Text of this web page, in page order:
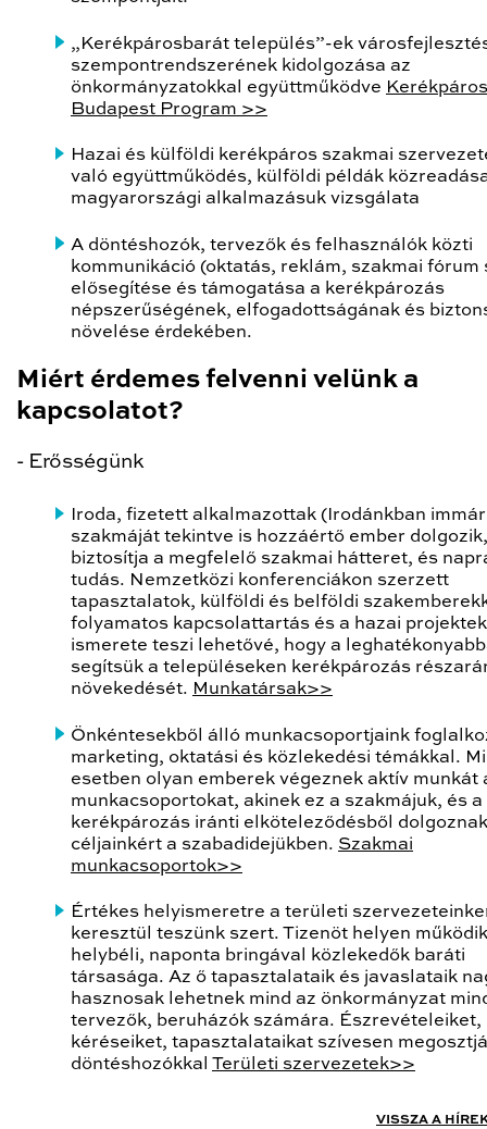
„Kerékpárosbarát település”-ek
szempontrendszerének kidolgozása az
önkormányzatokkal együttműködve Kerékpáros
Budapest Program >>
Hazai és külföldi kerékpáros szakmai
való együttműködés, külföldi példák
magyarországi alkalmazásuk vizsgálata
A döntéshozók, tervezők és felhasználók közti
kommunikáció (oktatás, reklám, szakmai fórum
elősegítése és támogatása a kerékpározás
népszerűségének, elfogadottságának és
növelése érdekében.
Miért érdemes felvenni velünk a
kapcsolatot?
- Erősségünk
Iroda, fizetett alkalmazottak (Irodánkban
szakmáját tekintve is hozzáértő ember
biztosítja a megfelelő szakmai hátteret, és
tudás. Nemzetközi konferenciákon szerzett
tapasztalatok, külföldi és belföldi
folyamatos kapcsolattartás és a hazai projektek
ismerete teszi lehetővé, hogy a
segítsük a településeken kerékpározás
növekedését. Munkatársak>>
Önkéntesekből álló munkacsoportjaink
marketing, oktatási és közlekedési témákkal.
esetben olyan emberek végeznek aktív munkát
munkacsoportokat, akinek ez a szakmájuk, és a
kerékpározás iránti elköteleződésből
céljainkért a szabadidejükben. Szakmai
munkacsoportok>>
Értékes helyismeretre a területi
keresztül teszünk szert. Tizenöt helyen
helybéli, naponta bringával közlekedők baráti
társasága. Az ő tapasztalataik és javaslataik
hasznosak lehetnek mind az önkormányzat
tervezők, beruházók számára. Észrevételeiket,
kéréseiket, tapasztalataikat szívesen
döntéshozókkal Területi szervezetek>>
VISSZA A